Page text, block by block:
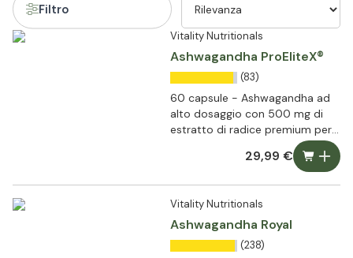
Filtro
Vitality Nutritionals
Ashwagandha ProEliteX®
(83)
60 capsule - Ashwagandha ad
alto dosaggio con 500 mg di
estratto di radice premium per
29,99 €
Vitality Nutritionals
Ashwagandha Royal
(238)